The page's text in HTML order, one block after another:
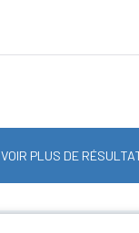
VOIR PLUS DE